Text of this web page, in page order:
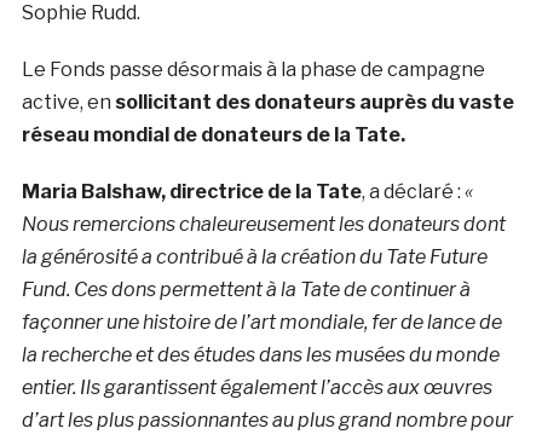
Sophie Rudd.
Le Fonds passe désormais à la phase de campagne
active, en sollicitant des donateurs auprès du vaste
réseau mondial de donateurs de la Tate.
Maria Balshaw, directrice de la Tate, a déclaré : «
Nous remercions chaleureusement les donateurs dont
la générosité a contribué à la création du Tate Future
Fund. Ces dons permettent à la Tate de continuer à
façonner une histoire de l’art mondiale, fer de lance de
la recherche et des études dans les musées du monde
entier. Ils garantissent également l’accès aux œuvres
d’art les plus passionnantes au plus grand nombre pour